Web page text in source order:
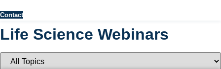
Contact
Life Science Webinars